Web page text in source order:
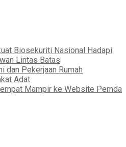
Biosekuriti Nasional Hadapi
Lintas Batas
dan Pekerjaan Rumah
Adat
Mampir ke Website Pemda